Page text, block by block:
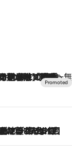
一無二。癒しと発見が待つ場所へ
マックス！約13℃の湧水かけ流しを避暑地「星野温泉 トンボの湯」で体験
に再ブーム
（74）のアグレッシブすぎる現在地